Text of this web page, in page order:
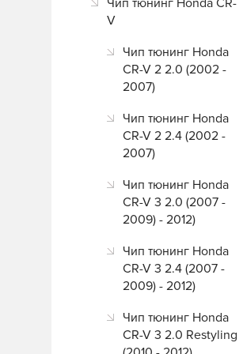
Чип тюнинг Honda CR-
V
Чип тюнинг Honda
CR-V 2 2.0 (2002 -
2007)
Чип тюнинг Honda
CR-V 2 2.4 (2002 -
2007)
Чип тюнинг Honda
CR-V 3 2.0 (2007 -
2009) - 2012)
Чип тюнинг Honda
CR-V 3 2.4 (2007 -
2009) - 2012)
Чип тюнинг Honda
CR-V 3 2.0 Restyling